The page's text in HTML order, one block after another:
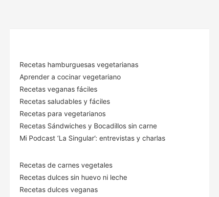
Recetas hamburguesas vegetarianas
Aprender a cocinar vegetariano
Recetas veganas fáciles
Recetas saludables y fáciles
Recetas para vegetarianos
Recetas Sándwiches y Bocadillos sin carne
Mi Podcast ‘La Singular’: entrevistas y charlas
Recetas de carnes vegetales
Recetas dulces sin huevo ni leche
Recetas dulces veganas